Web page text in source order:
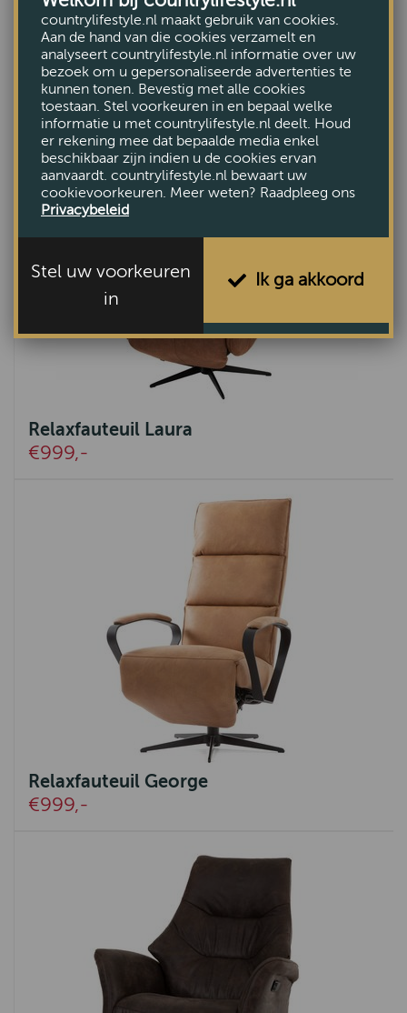
Relaxfauteuil Mathieu
€999,-
Relaxfauteuil Laura
€999,-
Relaxfauteuil George
€999,-
countrylifestyle.nl maakt gebruik van cookies.
Aan de hand van die cookies verzamelt en
analyseert countrylifestyle.nl informatie over uw
bezoek om u gepersonaliseerde advertenties te
kunnen tonen. Bevestig met alle cookies
toestaan. Stel voorkeuren in en bepaal welke
informatie u met countrylifestyle.nl deelt. Houd
er rekening mee dat bepaalde media enkel
beschikbaar zijn indien u de cookies ervan
aanvaardt. countrylifestyle.nl bewaart uw
cookievoorkeuren. Meer weten? Raadpleeg ons
Privacybeleid
Stel uw voorkeuren
in
Ik ga akkoord